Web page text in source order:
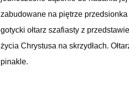
zabudowane na piętrze
gotycki ołtarz szafiasty z
życia Chrystusa na skrzydłach.
pinakle.